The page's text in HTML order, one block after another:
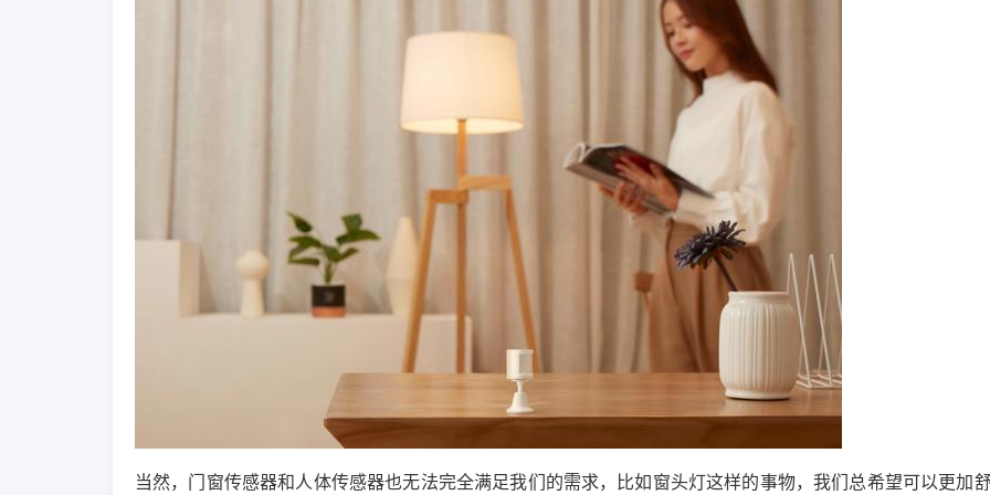
当然，门窗传感器和人体传感器也无法完全满足我们的需求，比如窗头灯这样的事物，我们总希望可以更加
舒适的环境，解除一天的疲劳。而想要达成这一
目的，也相当简单，需要一个小小的门窗感应器
和网关所搭配，在轻松安装后，我们不仅仅可以
在开门是享受灯光，关门后也可以自动关灯，足
够舒适快捷。 我们在家中走动的时候，总是不得
不去开启各个地方的灯，等到我们离开时也得关
上。即使在有Aqara智能开关D1的情况下，语音
或者手机控制也显得不够自然。而当我们有了人
体传感器和网关的搭配后，我们每走到一处地
方，灯光就会随着我们的步伐缓缓开启，也能在
我们离开时自动关闭，一切都显得足够舒适自
在。 当然，门窗传感器和人体传感器也无法完全
满足我们的需求，比如窗头灯这样的事物，我们
总希望可以更加舒心地控制它，而不是总是去使
用手机或者语音功能。在这种情况下，Aqara无线
一键开关家中所有灯光的操作，让我们日常使用